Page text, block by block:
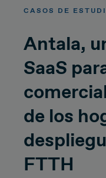
CASOS DE
Antala,
SaaS
de los
FTTH